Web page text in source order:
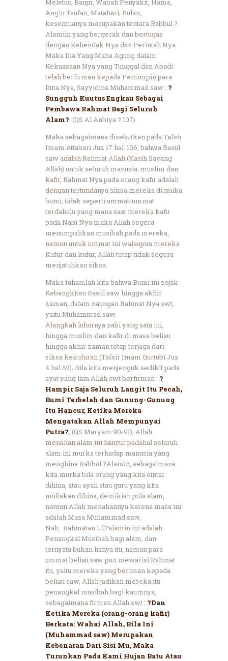
Meletus, Banjir, Wabah Penyakit, Hama,
Angin Taufan, Matahari, Bulan,
kesemuanya merupakan tentara Rabbul ?
Alamiin yang bergerak dan bertugas
dengan Kehendak Nya dan Perintah Nya.
Maka Dia Yang Maha Agung dalam
Kekuasaan Nya yang Tunggal dan Abadi
telah berfirman kepada Pemimpin para
Duta Nya, Sayyidina Muhammad saw : ?
Sungguh Kuutus Engkau Sebagai
Pembawa Rahmat Bagi Seluruh
Alam?. (QS Al Anbiya ? 107).
Maka sebagaimana disebutkan pada Tafsir
Imam Attabari Juz 17 hal. 106, bahwa Rasul
saw adalah Rahmat Allah (Kasih Sayang
Allah) untuk seluruh manusia, muslim dan
kafir, Rahmat Nya pada orang kafir adalah
dengan tertundanya siksa mereka di muka
bumi, tidak seperti ummat-ummat
terdahulu yang mana saat mereka kafir
pada Nabi Nya maka Allah segera
menumpahkan musibah pada mereka,
namun untuk ummat ini walaupun mereka
Kufur dan kufur, Allah tetap tidak segera
menjatuhkan siksa.
Maka fahamlah kita bahwa Bumi ini sejak
Kebangkitan Rasul saw hingga akhir
zaman, dalam naungan Rahmat Nya swt,
yaitu Muhammad saw.
Alangkah luhurnya nabi yang satu ini,
hingga muslim dan kafir di masa beliau
hingga akhir zaman tetap terjaga dari
siksa kekufuran (Tafsir Imam Qurtubi Juz
4 hal 63). Bila kita menjenguk sedikit pada
ayat yang lain Allah swt berfirman : ?
Hampir Saja Seluruh Langit Itu Pecah,
Bumi Terbelah dan Gunung-Gunung
Itu Hancur, Ketika Mereka
Mengatakan Allah Mempunyai
Putra?. (QS Maryam 90-91), Allah
menahan alam ini hancur padahal seluruh
alam ini murka terhadap manusia yang
menghina Rabbul ?Alamin, sebagaimana
kita murka bila orang yang kita cintai
dihina, atau ayah atau guru yang kita
muliakan dihina, demikian pula alam,
namun Allah menahannya karena masa ini
adalah Masa Muhammad saw,
Nah.. Rahmatan Lil?alamin ini adalah
Penangkal Musibah bagi alam, dan
ternyata bukan hanya itu, namun para
ummat beliau saw pun mewarisi Rahmat
itu, yaitu mereka yang beriman kepada
beliau saw, Allah jadikan mereka itu
penangkal musibah bagi kaumnya,
sebagaimana firman Allah swt : ?Dan
Ketika Mereka (orang-orang kafir)
Berkata: Wahai Allah, Bila Ini
(Muhammad saw) Merupakan
Kebenaran Dari Sisi Mu, Maka
Turunkan Pada Kami Hujan Batu Atau